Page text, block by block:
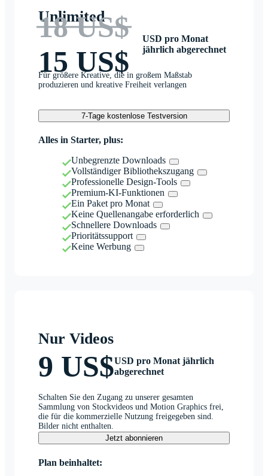
Unlimited
18 US$
15 US$
USD pro Monat
jährlich abgerechnet
Für größere Kreative, die in großem Maßstab
produzieren und kreative Freiheit verlangen
7-Tage kostenlose Testversion
Alles in Starter, plus:
Unbegrenzte Downloads
Vollständiger Bibliothekszugang
Professionelle Design-Tools
Premium-KI-Funktionen
Ein Paket pro Monat
Keine Quellenangabe erforderlich
Schnellere Downloads
Prioritätssupport
Keine Werbung
Nur Videos
9 US$USD pro Monat jährlich
abgerechnet
Schalten Sie den Zugang zu unserer gesamten
Sammlung von Stockvideos und Motion Graphics frei,
die für die kommerzielle Nutzung freigegeben sind.
Bilder nicht enthalten.
Jetzt abonnieren
Plan beinhaltet: